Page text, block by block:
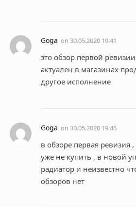
Goga on 30.05.2020 19:41
это обзор первой
актуален в магазинах
другое исполнение
Goga on 30.05.2020 19:46
в обзоре первая ревизия
уже не купить , в новой
радиатор и неизвестно
обзоров нет